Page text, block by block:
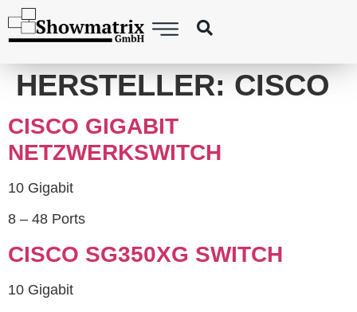
springen
HERSTELLER: CISCO
CISCO GIGABIT
NETZWERKSWITCH
10 Gigabit
8 – 48 Ports
CISCO SG350XG SWITCH
10 Gigabit